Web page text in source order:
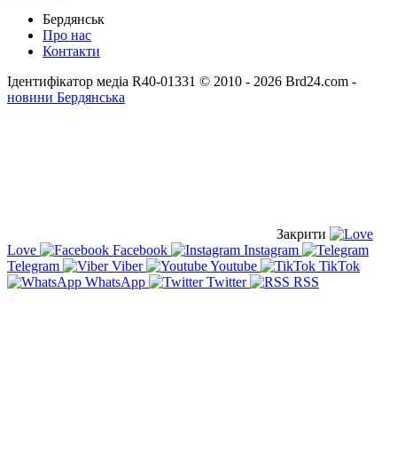
Бердянськ
Про нас
Контакти
Ідентифікатор медіа R40-01331 © 2010 - 2026 Brd24.com -
новини Бердянська
Закрити
Love
Facebook
Instagram
Telegram
Viber Youtube
TikTok
WhatsApp
Twitter RSS